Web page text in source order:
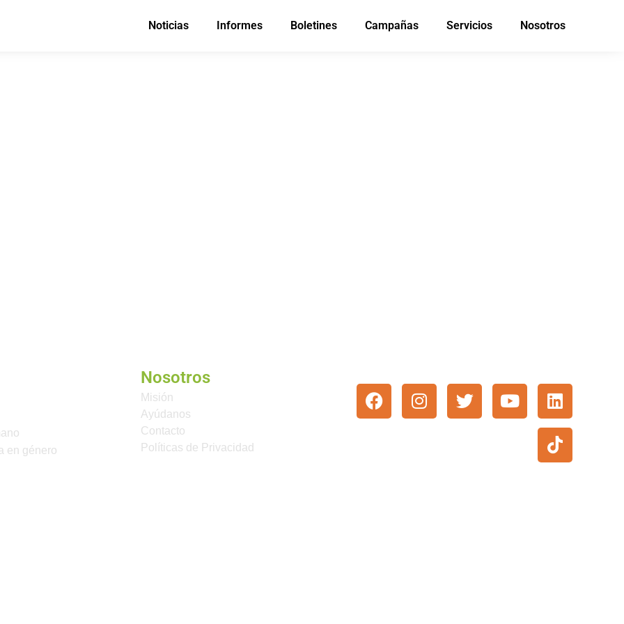
Noticias Informes Boletines Campañas Servicios Nosotros
en género
Nosotros
Misión
Ayúdanos
Contacto
Políticas de Privacidad